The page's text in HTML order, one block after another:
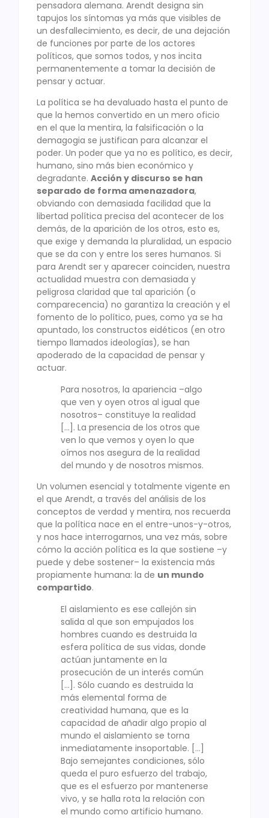
pensadora alemana. Arendt designa sin
tapujos los síntomas ya más que visibles de
un desfallecimiento, es decir, de una dejación
de funciones por parte de los actores
políticos, que somos todos, y nos incita
permanentemente a tomar la decisión de
pensar y actuar.
La política se ha devaluado hasta el punto de
que la hemos convertido en un mero oficio
en el que la mentira, la falsificación o la
demagogia se justifican para alcanzar el
poder. Un poder que ya no es político, es decir,
humano, sino más bien económico y
degradante. Acción y discurso se han
separado de forma amenazadora,
obviando con demasiada facilidad que la
libertad política precisa del acontecer de los
demás, de la aparición de los otros, esto es,
que exige y demanda la pluralidad, un espacio
que se da con y entre los seres humanos. Si
para Arendt ser y aparecer coinciden, nuestra
actualidad muestra con demasiada y
peligrosa claridad que tal aparición (o
comparecencia) no garantiza la creación y el
fomento de lo político, pues, como ya se ha
apuntado, los constructos eidéticos (en otro
tiempo llamados ideologías), se han
apoderado de la capacidad de pensar y
actuar.
Para nosotros, la apariencia –algo
que ven y oyen otros al igual que
nosotros– constituye la realidad
[…]. La presencia de los otros que
ven lo que vemos y oyen lo que
oímos nos asegura de la realidad
del mundo y de nosotros mismos.
Un volumen esencial y totalmente vigente en
el que Arendt, a través del análisis de los
conceptos de verdad y mentira, nos recuerda
que la política nace en el entre-unos-y-otros,
y nos hace interrogarnos, una vez más, sobre
cómo la acción política es la que sostiene –y
puede y debe sostener– la existencia más
propiamente humana: la de un mundo
compartido.
El aislamiento es ese callejón sin
salida al que son empujados los
hombres cuando es destruida la
esfera política de sus vidas, donde
actúan juntamente en la
prosecución de un interés común
[…]. Sólo cuando es destruida la
más elemental forma de
creatividad humana, que es la
capacidad de añadir algo propio al
mundo el aislamiento se torna
inmediatamente insoportable. […]
Bajo semejantes condiciones, sólo
queda el puro esfuerzo del trabajo,
que es el esfuerzo por mantenerse
vivo, y se halla rota la relación con
el mundo como artificio humano.